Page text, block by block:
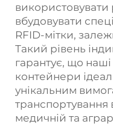
використовувати
вбудовувати
RFID-мітки,
Такий рівень
гарантує, що
контейнери
унікальним
транспортування
медичній та